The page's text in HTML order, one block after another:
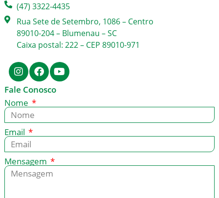
(47) 3322-4435
Rua Sete de Setembro, 1086 – Centro
89010-204 – Blumenau – SC
Caixa postal: 222 – CEP 89010-971
Fale Conosco
Nome
Email
Mensagem